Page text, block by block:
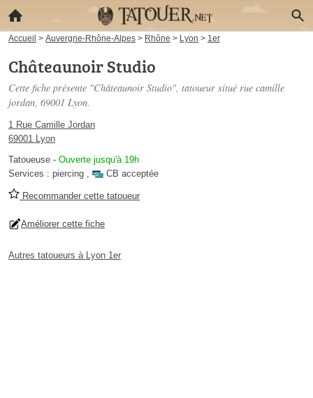
Accueil > Auvergne-Rhône-Alpes > Rhône > Lyon > 1er
Châteaunoir Studio
Cette fiche présente "Châteaunoir Studio", tatoueur situé rue camille
jordan, 69001 Lyon.
1 Rue Camille Jordan
69001 Lyon
Tatoueuse - Ouverte jusqu'à 19h
Services : piercing , CB acceptée
Recommander cette tatoueur
Améliorer cette fiche
Autres tatoueurs à Lyon 1er